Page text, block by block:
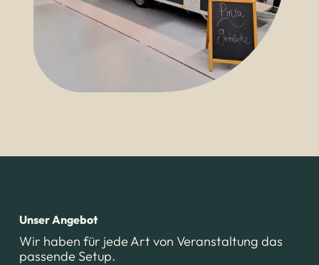
Unser Angebot
Wir haben für jede Art von Veranstaltung das
passende Setup.